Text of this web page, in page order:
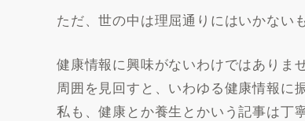
ただ、世の中は理屈通りにはいかない
健康情報に興味がないわけではありませ
周囲を見回すと、いわゆる健康情報に
私も、健康とか養生とかいう記事は丁